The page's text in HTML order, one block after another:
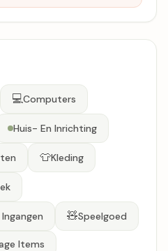
💻Computers
Huis- En Inrichting
👕Kleding
🧸Speelgoed
Items